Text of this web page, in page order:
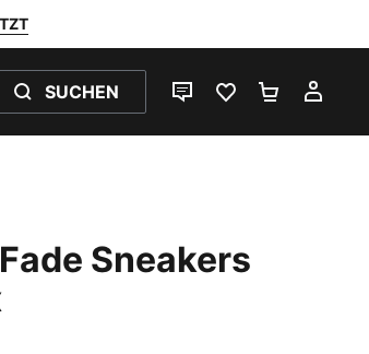
SUCHEN
LIVE-CHATFAVORITEN 0
Sneakers